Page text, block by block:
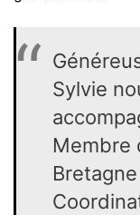
Sylvie
Membre